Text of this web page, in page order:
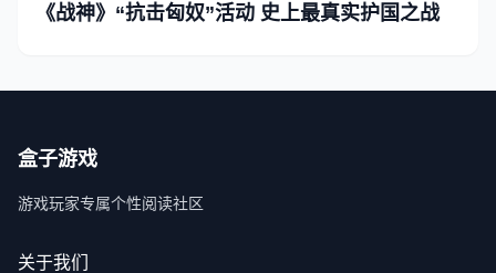
《战神》“抗击匈奴”活动 史上最真实护国之战
盒子游戏
游戏玩家专属个性阅读社区
关于我们